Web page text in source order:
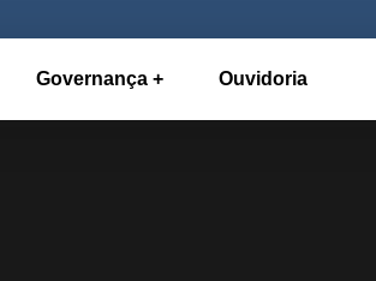
Governança Ouvidoria